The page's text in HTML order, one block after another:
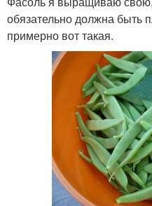
обязательно должна быть
примерно вот такая.